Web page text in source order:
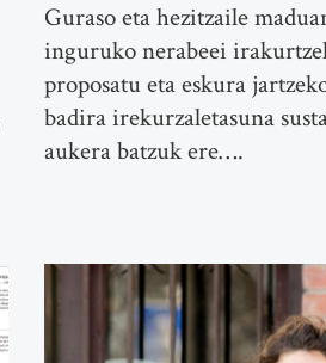
Guraso eta hezitzaile
inguruko nerabeei
proposatu eta eskura
badira irekurzaletasuna
aukera batzuk ere….